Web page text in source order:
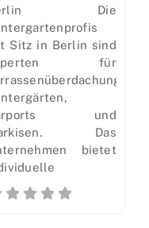
Die
Sitz in Berlin sind
für
und
Das
bietet